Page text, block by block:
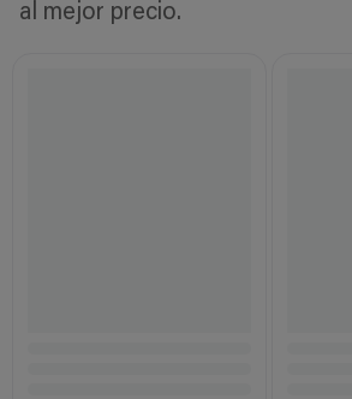
al mejor precio.